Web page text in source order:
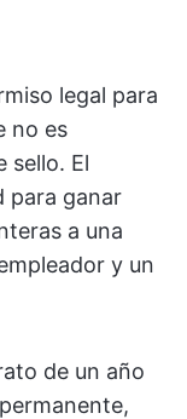
legal para
no es
sello. El
para ganar
a una
y un
de un año